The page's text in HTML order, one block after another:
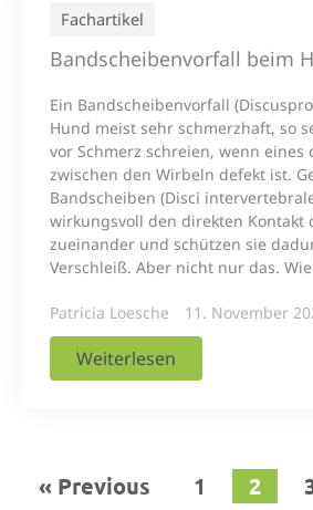
Fachartikel
Bandscheibenvorfall beim
Ein Bandscheibenvorfall
Hund meist sehr schmerzhaft, so
vor Schmerz schreien, wenn eines
zwischen den Wirbeln defekt ist.
Bandscheiben (Disci
wirkungsvoll den direkten Kontakt
zueinander und schützen sie
Verschleiß. Aber nicht nur das.
Patricia Loesche 11. November
Weiterlesen
« Previous 1 2